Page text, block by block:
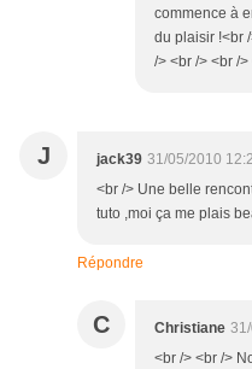
commence à
du plaisir !<br
/> <br /> <br /
J jack39 31/05/2010
<br /> Une belle
tuto ,moi ça me plais
Répondre
C Christiane
<br /> <br />